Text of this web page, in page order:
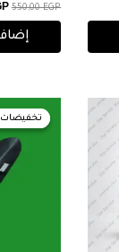
550,00EGP
هو: